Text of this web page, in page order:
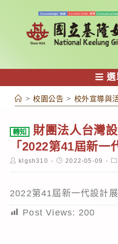
容
選
> 校園公告 > 校外宣導與
轉知
財團法人台灣
「2022第41屆新一
Postklgsh310
Post2022-05-09
2022第41屆新一代設計
Post Views: 200